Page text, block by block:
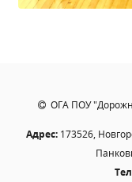
Платные
Организация
ОГА ПОУ
Адрес: 173526,